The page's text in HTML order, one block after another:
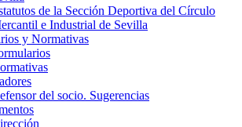
de la Sección Deportiva del Círculo
e Industrial de Sevilla
y Normativas
del socio. Sugerencias